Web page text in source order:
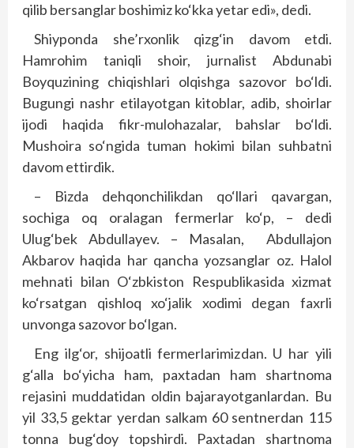
qilib bersanglar boshimiz ko‘kka yetar edi», dedi.
Shiyponda she’rxonlik qizg‘in davom etdi.
Hamrohim taniqli shoir, jurnalist Abdunabi
Boyquzining chiqishlari olqishga sazovor bo‘ldi.
Bugungi nashr etilayotgan kitoblar, adib, shoirlar
ijodi haqida fikr-mulohazalar, bahslar bo‘ldi.
Mushoira so‘ngida tuman hokimi bilan suhbatni
davom ettirdik.
– Bizda dehqonchilikdan qo‘llari qavargan,
sochiga oq oralagan fermerlar ko‘p, – dedi
Ulug‘bek Abdullayev. – Masalan, Abdullajon
Akbarov haqida har qancha yozsanglar oz. Halol
mehnati bilan O‘zbkiston Respublikasida xizmat
ko‘rsatgan qishloq xo‘jalik xodimi degan faxrli
unvonga sazovor bo‘lgan.
Eng ilg‘or, shijoatli fermerlarimizdan. U har yili
g‘alla bo‘yicha ham, paxtadan ham shartnoma
rejasini muddatidan oldin bajarayotganlardan. Bu
yil 33,5 gektar yerdan salkam 60 sentnerdan 115
tonna bug‘doy topshirdi. Paxtadan shartnoma